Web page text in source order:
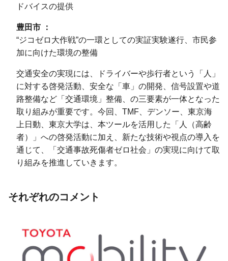
ドバイスの提供
豊田市
“ジコゼロ大作戦”の一環としての実証実験遂行、市民参
加に向けた環境の整備
交通安全の実現には、ドライバーや歩行者という「人」
に対する啓発活動、安全な「車」の開発、信号設置や道
路整備など「交通環境」整備、の三要素が一体となった
取り組みが重要です。今回、TMF、デンソー、東京海
上日動、東京大学は、本ツールを活用した「人（高齢
者）」への啓発活動に加え、新たな技術や視点の導入を
通じて、「交通事故死傷者ゼロ社会」の実現に向けて取
り組みを推進していきます。
それぞれのコメント